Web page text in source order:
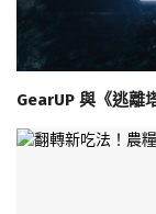
GearUP 與《逃離